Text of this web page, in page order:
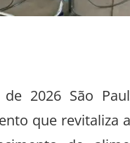
2026 São
que